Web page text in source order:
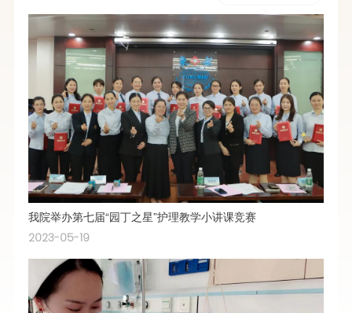
我院举办第七届“园丁之星”护理教学小讲课竞赛
2023-05-19